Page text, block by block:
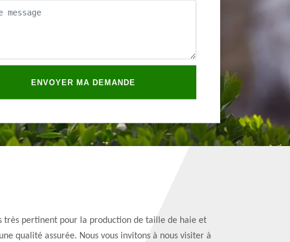
très pertinent pour la production de taille de haie et
qualité assurée. Nous vous invitons à nous visiter à